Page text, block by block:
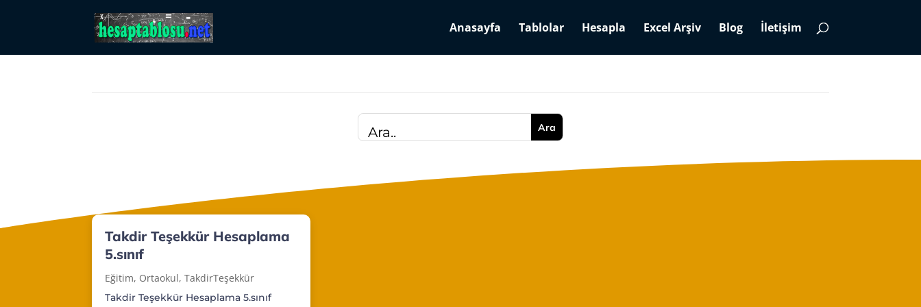
Anasayfa Tablolar Hesapla Excel Arşiv Blog İletişim
Takdir Teşekkür Hesaplama
5.sınıf
Eğitim, Ortaokul,TakdirTeşekkür
Takdir Teşekkür Hesaplama 5.sınıf